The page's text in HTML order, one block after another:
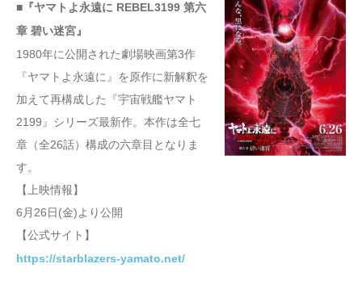
■『ヤマトよ永遠に REBEL3199 第六
章 碧い迷宮』
1980年に公開された劇場映画第3作
『ヤマトよ永遠に』を原作に新解釈を
加えて再構成した『宇宙戦艦ヤマト
2199』シリーズ最新作。本作は全七
章（全26話）構成の六章目となりま
す。
【上映情報】
6月26日(金)より公開
【公式サイト】
https://starblazers-yamato.net/